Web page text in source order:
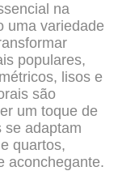
na
uma variedade
populares,
lisos e
são
um toque de
se adaptam
quartos,
aconchegante.